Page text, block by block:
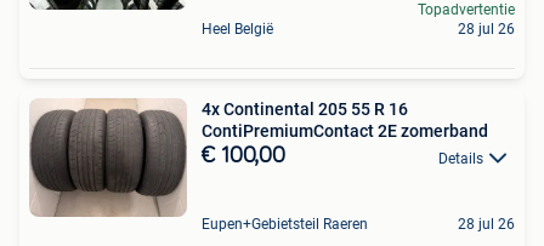
Heel België
Topadvertentie
28 jul 26
4x Continental 205 55 R 16
ContiPremiumContact 2E zomerband
€ 100,00 Details
Eupen+Gebietsteil Raeren 28 jul 26